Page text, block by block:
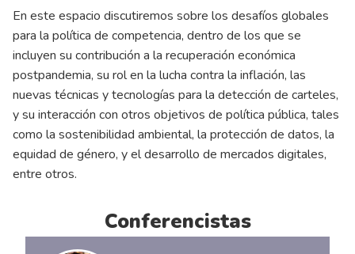
En este espacio discutiremos sobre los desafíos globales
para la política de competencia, dentro de los que se
incluyen su contribución a la recuperación económica
postpandemia, su rol en la lucha contra la inflación, las
nuevas técnicas y tecnologías para la detección de carteles,
y su interacción con otros objetivos de política pública, tales
como la sostenibilidad ambiental, la protección de datos, la
equidad de género, y el desarrollo de mercados digitales,
entre otros.
Conferencistas